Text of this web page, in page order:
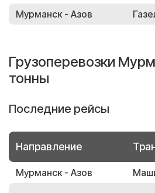
Мурманск - Азов
Грузоперевозки
тонны
Последние рейсы
Направление
Мурманск - Азов